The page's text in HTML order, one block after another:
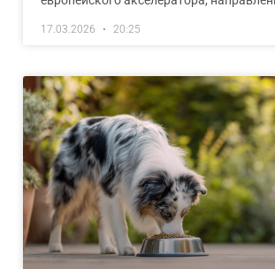
17.03.2026 20:25